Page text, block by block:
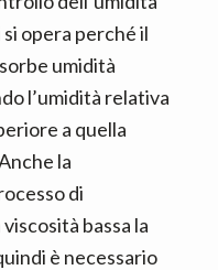
opera perché il
umidità
l’umidità relativa
a quella
la
di
bassa la
è necessario